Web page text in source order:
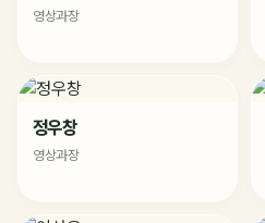
영상과장
정우창
영상과장